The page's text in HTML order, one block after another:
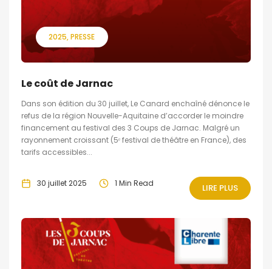
2025 PRESSE
Le coût de Jarnac
Dans son édition du 30 juillet, Le Canard enchaîné dénonce le
refus de la région Nouvelle-Aquitaine d’accorder le moindre
financement au festival des 3 Coups de Jarnac. Malgré un
rayonnement croissant (5ᵉ festival de théâtre en France), des
tarifs accessibles...
30 juillet 2025 1 Min Read LIRE PLUS